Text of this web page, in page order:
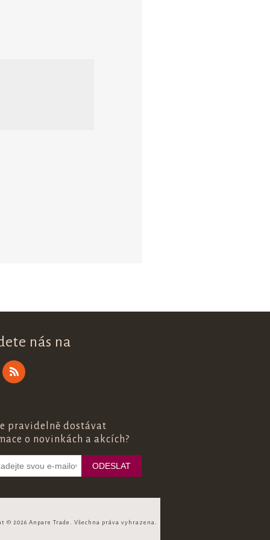
nás na
pravidelně dostávat
o novinkách a akcích?
© 2026 Anpare Trade. Všechna práva vyhrazena.